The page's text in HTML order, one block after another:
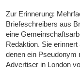
Zur Erinnerung:
Briefeschreibers aus
eine
Redaktion. Sie
denen ein Pseudonym
Advertiser in London